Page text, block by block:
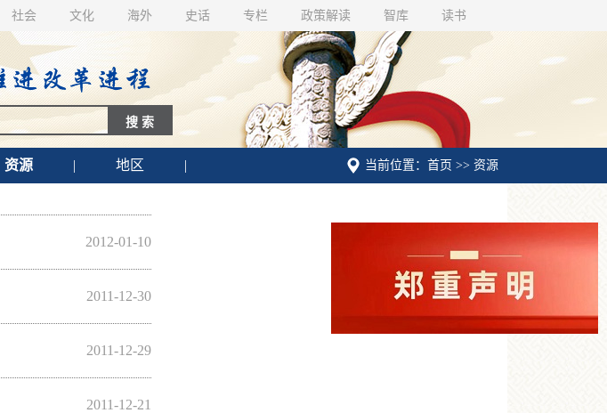
社会 文化 海外 史话 专栏 政策解读 智库 读书
当前位置：首页 >> 资源
资源 | 地区 |
2012-01-10
2011-12-30
2011-12-29
2011-12-21